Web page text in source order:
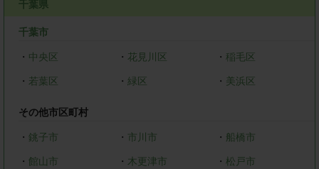
千葉県
千葉市
・ 中央区 ・ 花見川区 ・稲毛区
・ 若葉区 ・ 緑区 ・ 美浜区
その他市区町村
・ 銚子市 ・ 市川市 ・ 船橋市
・ 館山市 ・ 木更津市 ・松戸市